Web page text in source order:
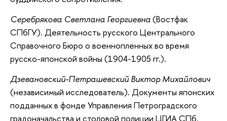
Серебрякова Светлана Георгиевна(Востфак
СПбГУ). Деятельность русского Центрального
Справочного Бюро о военнопленных во время
русско-японской войны (1904-1905 гг.).
Дзевановский-Петрашевский Виктор Михайлович
(независимый исследователь). Документы японских
подданных в фонде Управления Петроградского
градоначальства и столовой полиции ЦГИА СПб.